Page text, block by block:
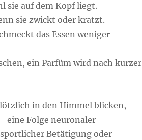
sie auf dem Kopf liegt.
sie zwickt oder kratzt.
das Essen weniger
ein Parfüm wird nach kurzer
in den Himmel blicken,
eine Folge neuronaler
Betätigung oder